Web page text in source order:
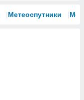
Метеоспутники